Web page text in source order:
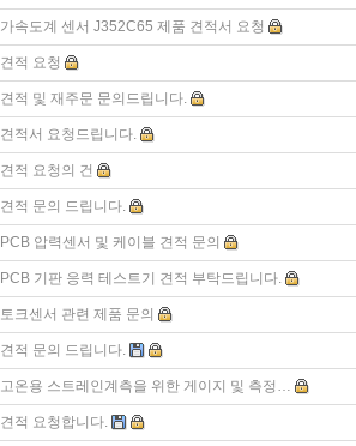
가속도계 센서 J352C65 제품 견적서 요청
견적 요청
견적 및 재주문 문의드립니다.
견적서 요청드립니다.
견적 요청의 건
견적 문의 드립니다.
PCB 압력센서 및 케이블 견적 문의
PCB 기판 응력 테스트기 견적 부탁드립니다.
토크센서 관련 제품 문의
견적 문의 드립니다.
고온용 스트레인계측을 위한 게이지 및 측정…
견적 요청합니다.